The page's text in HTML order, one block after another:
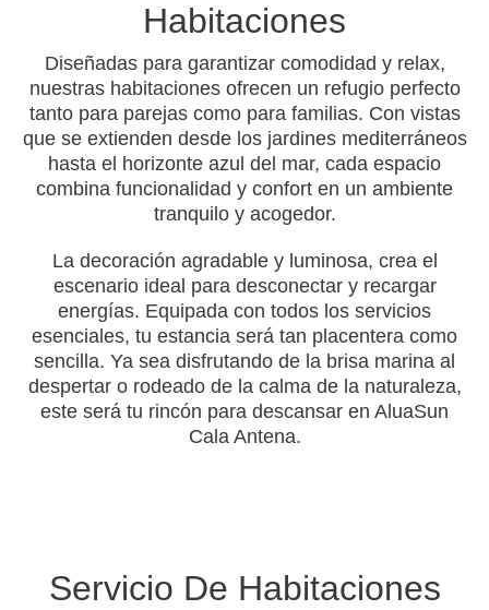
Habitaciones
Diseñadas para garantizar comodidad y relax,
nuestras habitaciones ofrecen un refugio perfecto
tanto para parejas como para familias. Con vistas
que se extienden desde los jardines mediterráneos
hasta el horizonte azul del mar, cada espacio
combina funcionalidad y confort en un ambiente
tranquilo y acogedor.
La decoración agradable y luminosa, crea el
escenario ideal para desconectar y recargar
energías. Equipada con todos los servicios
esenciales, tu estancia será tan placentera como
sencilla. Ya sea disfrutando de la brisa marina al
despertar o rodeado de la calma de la naturaleza,
este será tu rincón para descansar en AluaSun
Cala Antena.
Servicio De Habitaciones